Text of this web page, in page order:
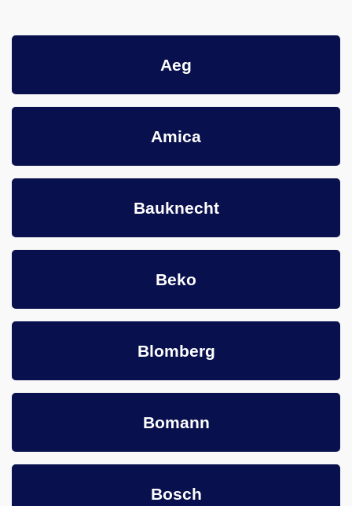
Aeg
Amica
Bauknecht
Beko
Blomberg
Bomann
Bosch